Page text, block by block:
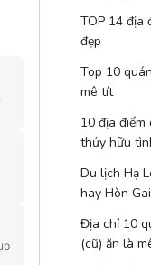
TOP 14 địa
đẹp
Top 10
mê tít
10 địa
thủy hữu
Du lịch Hạ
hay Hòn
Địa chỉ 10
(cũ) ăn là